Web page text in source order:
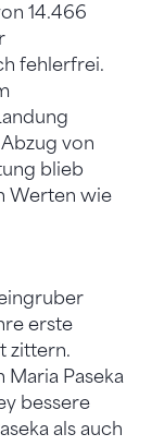
14.466
fehlerfrei.
von
blieb
Werten wie
erste
zittern.
Maria Paseka
bessere
als auch